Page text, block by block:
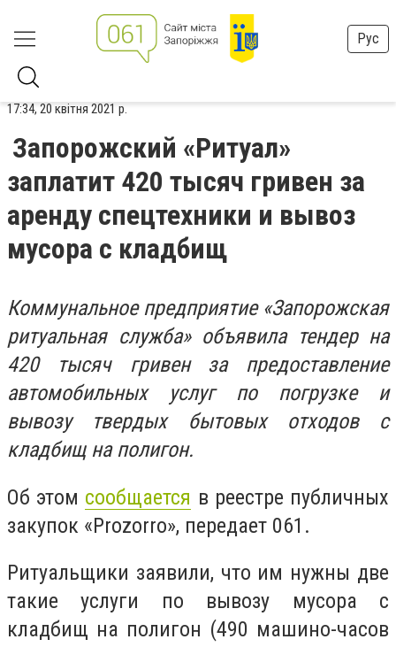
Рус
17:34, 20 квітня 2021 р.
Запорожский «Ритуал»
заплатит 420 тысяч гривен за
аренду спецтехники и вывоз
мусора с кладбищ
Коммунальное предприятие «Запорожская
ритуальная служба» объявила тендер на
420 тысяч гривен за предоставление
автомобильных услуг по погрузке и
вывозу твердых бытовых отходов с
кладбищ на полигон.
Об этом сообщается в реестре публичных
закупок «Prozorro», передает 061.
Ритуальщики заявили, что им нужны две
такие услуги по вывозу мусора с
кладбищ на полигон (490 машино-часов